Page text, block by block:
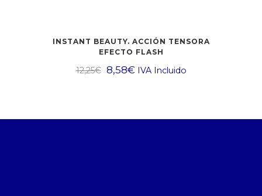
INSTANT BEAUTY. ACCIÓN TENSORA
EFECTO FLASH
12,25€ 8,58€ IVA Incluido